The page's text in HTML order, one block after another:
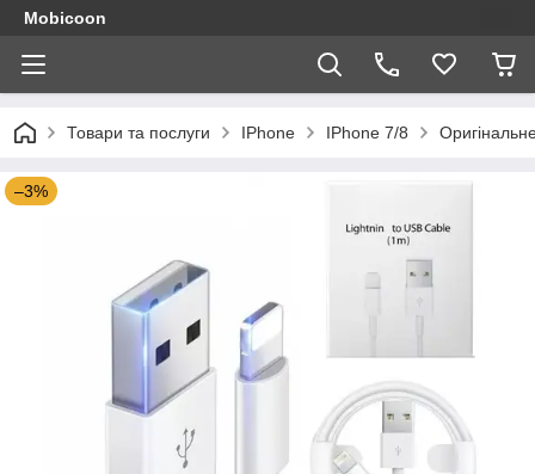
Mobicoon
Товари та послуги IPhone IPhone 7/8
–3%